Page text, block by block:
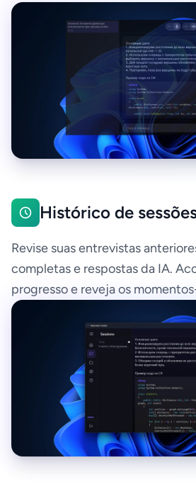
Histórico de
Revise suas entrevistas
completas e respostas da IA.
progresso e reveja os